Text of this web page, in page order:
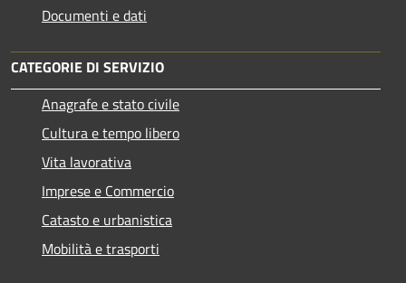
Documenti e dati
CATEGORIE DI SERVIZIO
Anagrafe e stato civile
Cultura e tempo libero
Vita lavorativa
Imprese e Commercio
Catasto e urbanistica
Mobilità e trasporti